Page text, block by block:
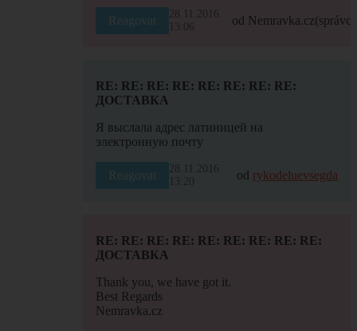
Reagovat
28.11.2016
13:06
od Nemravka.cz
RE: RE: RE: RE: RE: RE: RE: RE:
ДОСТАВКА
Я выслала адрес латиницей на
электронную почту
Reagovat
28.11.2016
13:20
od rykodeluevsegda
RE: RE: RE: RE: RE: RE: RE: RE: RE:
ДОСТАВКА
Thank you, we have got it.
Best Regards
Nemravka.cz